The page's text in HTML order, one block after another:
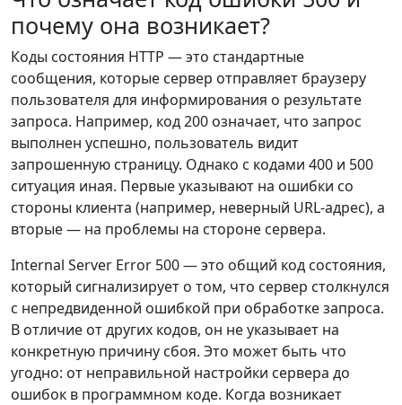
почему она возникает?
Коды состояния HTTP — это стандартные
сообщения, которые сервер отправляет браузеру
пользователя для информирования о результате
запроса. Например, код 200 означает, что запрос
выполнен успешно, пользователь видит
запрошенную страницу. Однако с кодами 400 и 500
ситуация иная. Первые указывают на ошибки со
стороны клиента (например, неверный URL-адрес), а
вторые — на проблемы на стороне сервера.
Internal Server Error 500 — это общий код состояния,
который сигнализирует о том, что сервер столкнулся
с непредвиденной ошибкой при обработке запроса.
В отличие от других кодов, он не указывает на
конкретную причину сбоя. Это может быть что
угодно: от неправильной настройки сервера до
ошибок в программном коде. Когда возникает